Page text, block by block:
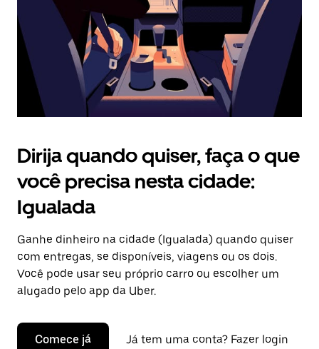
o
calendário.
Dirija quando quiser, faça o que
você precisa nesta cidade:
Igualada
Ganhe dinheiro na cidade (Igualada) quando quiser
com entregas, se disponíveis, viagens ou os dois.
Você pode usar seu próprio carro ou escolher um
alugado pelo app da Uber.
Comece já Já tem uma conta? Fazer login